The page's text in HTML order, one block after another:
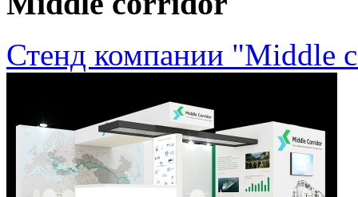
Стенд компании "Middle